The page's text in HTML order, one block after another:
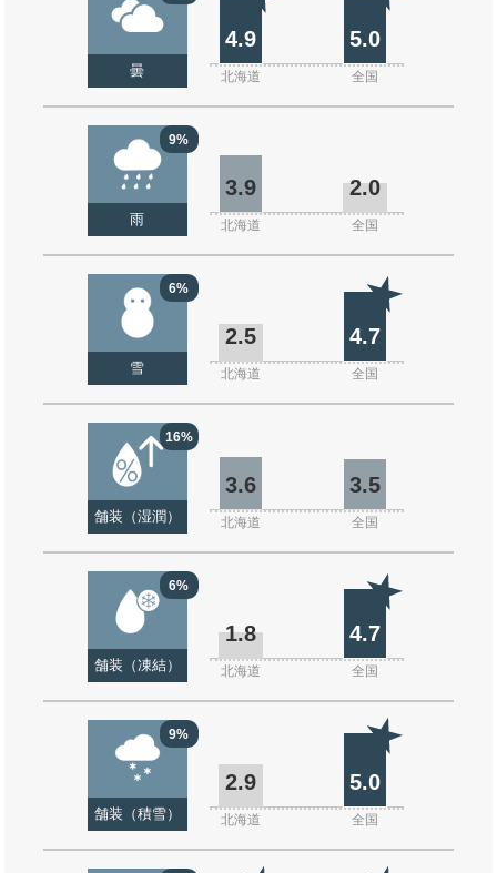
曇
4.9 5.0
北海道 全国
9%
雨
3.9 2.0
北海道 全国
6%
雪
2.5 4.7
北海道 全国
16%
舗装（湿潤）
3.6 3.5
北海道 全国
6%
舗装（凍結）
1.8 4.7
北海道 全国
9%
舗装（積雪）
2.9 5.0
北海道 全国